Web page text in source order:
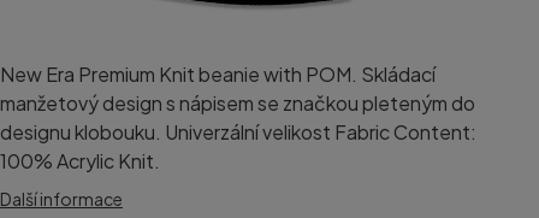
New Era Premium Knit beanie with POM. Skládací
manžetový design s nápisem se značkou pleteným do
designu klobouku. Univerzální velikost Fabric Content:
100% Acrylic Knit.
Další informace